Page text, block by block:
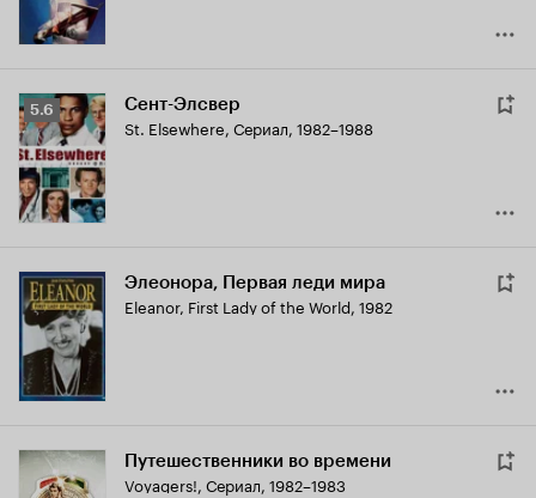
Рейтинг
Кинопоиска
5.6
5.6 Сент-Элсвер
St. Elsewhere, Сериал, 1982–1988
Элеонора, Первая леди мира
Eleanor, First Lady of the World, 1982
Путешественники во времени
Voyagers!, Сериал, 1982–1983